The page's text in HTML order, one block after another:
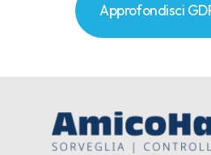
Approfondisci